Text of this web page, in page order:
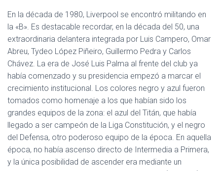
En la década de 1980, Liverpool se encontró militando en
la «B». Es destacable recordar, en la década del 50, una
extraordinaria delantera integrada por Luis Campero, Omar
Abreu, Tydeo López Piñeiro, Guillermo Pedra y Carlos
Chávez. La era de José Luis Palma al frente del club ya
había comenzado y su presidencia empezó a marcar el
crecimiento institucional. Los colores negro y azul fueron
tomados como homenaje a los que habían sido los
grandes equipos de la zona: el azul del Titán, que había
llegado a ser campeón de la Liga Constitución, y el negro
del Defensa, otro poderoso equipo de la época. En aquella
época, no había ascenso directo de Intermedia a Primera,
y la única posibilidad de ascender era mediante un